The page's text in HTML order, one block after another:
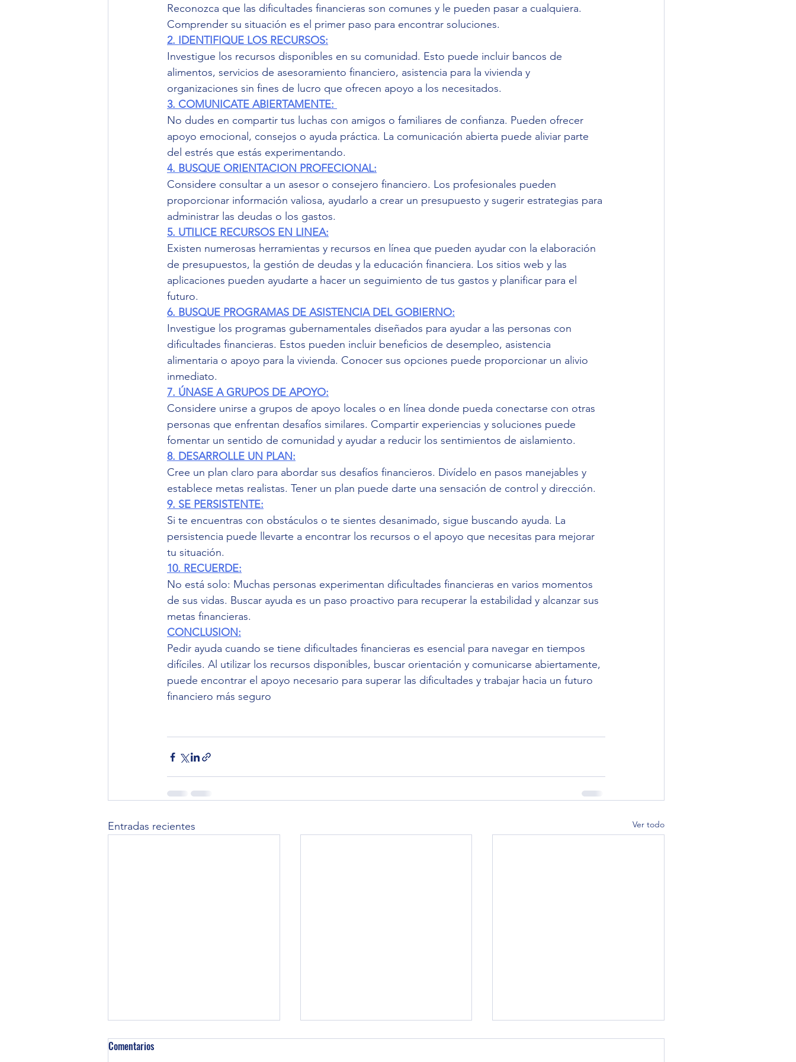
Reconozca que las dificultades financieras son comunes y le pueden pasar a cualquiera.
Comprender su situación es el primer paso para encontrar soluciones.
2. IDENTIFIQUE LOS RECURSOS:
Investigue los recursos disponibles en su comunidad. Esto puede incluir bancos de
alimentos, servicios de asesoramiento financiero, asistencia para la vivienda y
organizaciones sin fines de lucro que ofrecen apoyo a los necesitados.
3. COMUNICATE ABIERTAMENTE:
No dudes en compartir tus luchas con amigos o familiares de confianza. Pueden ofrecer
apoyo emocional, consejos o ayuda práctica. La comunicación abierta puede aliviar parte
del estrés que estás experimentando.
4. BUSQUE ORIENTACION PROFECIONAL:
Considere consultar a un asesor o consejero financiero. Los profesionales pueden
proporcionar información valiosa, ayudarlo a crear un presupuesto y sugerir estrategias para
administrar las deudas o los gastos.
5. UTILICE RECURSOS EN LINEA:
Existen numerosas herramientas y recursos en línea que pueden ayudar con la elaboración
de presupuestos, la gestión de deudas y la educación financiera. Los sitios web y las
aplicaciones pueden ayudarte a hacer un seguimiento de tus gastos y planificar para el
futuro.
6. BUSQUE PROGRAMAS DE ASISTENCIA DEL GOBIERNO:
Investigue los programas gubernamentales diseñados para ayudar a las personas con
dificultades financieras. Estos pueden incluir beneficios de desempleo, asistencia
alimentaria o apoyo para la vivienda. Conocer sus opciones puede proporcionar un alivio
inmediato.
7. ÚNASE A GRUPOS DE APOYO:
Considere unirse a grupos de apoyo locales o en línea donde pueda conectarse con otras
personas que enfrentan desafíos similares. Compartir experiencias y soluciones puede
fomentar un sentido de comunidad y ayudar a reducir los sentimientos de aislamiento.
8. DESARROLLE UN PLAN:
Cree un plan claro para abordar sus desafíos financieros. Divídelo en pasos manejables y
establece metas realistas. Tener un plan puede darte una sensación de control y dirección.
9. SE PERSISTENTE:
Si te encuentras con obstáculos o te sientes desanimado, sigue buscando ayuda. La
persistencia puede llevarte a encontrar los recursos o el apoyo que necesitas para mejorar
tu situación.
10. RECUERDE:
No está solo: Muchas personas experimentan dificultades financieras en varios momentos
de sus vidas. Buscar ayuda es un paso proactivo para recuperar la estabilidad y alcanzar sus
metas financieras.
CONCLUSION:
Pedir ayuda cuando se tiene dificultades financieras es esencial para navegar en tiempos
difíciles. Al utilizar los recursos disponibles, buscar orientación y comunicarse abiertamente,
puede encontrar el apoyo necesario para superar las dificultades y trabajar hacia un futuro
financiero más seguro
Entradas recientes Ver todo
Comentarios